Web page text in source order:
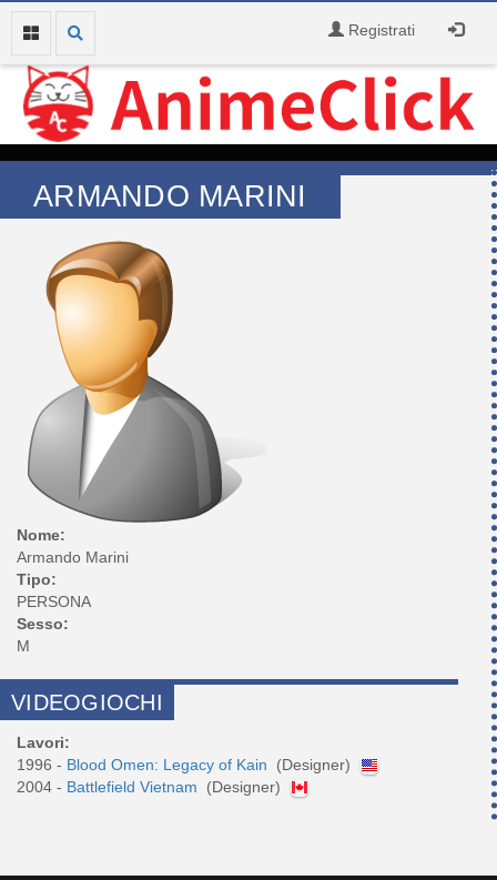
Registrati
ARMANDO MARINI
Nome:
Armando Marini
Tipo:
PERSONA
Sesso:
M
VIDEOGIOCHI
Lavori:
1996 - Blood Omen: Legacy of Kain
(Designer)
2004 - Battlefield Vietnam (Designer)